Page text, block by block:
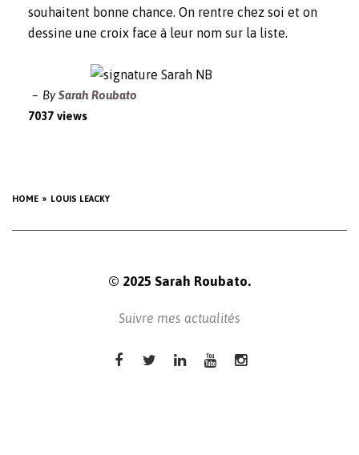
HOME LOUIS LEACKY
souhaitent bonne chance. On rentre chez soi et on
dessine une croix face à leur nom sur la liste.
BySarah Roubato
7037 views
© 2025 Sarah Roubato.
Suivre mes actualités